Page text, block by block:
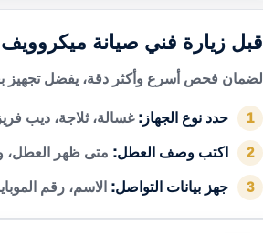
قبل زيارة فني صيانة ميكروويف
لضمان فحص أسرع وأكثر دقة، يفضل تجهيز
1 حدد نوع الجهاز: غسالة، ثلاجة، ديب
2 اكتب وصف العطل: متى ظهر العطل،
3 جهز بيانات التواصل: الاسم، رقم